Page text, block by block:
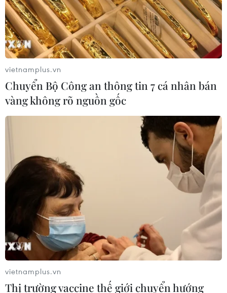
TIN CÙNG CHUYÊN MỤC
tạo quốc tế 2026: 7/8 học sinh Việt
vietnamplus.vn
Chuyển Bộ Công an thông tin 7 cá nhân bán
vàng không rõ nguồn gốc
vietnamplus.vn
Thị trường vaccine thế giới chuyển hướng